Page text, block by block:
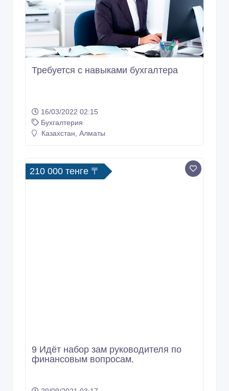
Требуется с навыками бухгалтера
16/03/2022 02:15
Бухгалтерия
Казахстан, Алматы
210 000 тенге 〒
Казахстан, Алматы